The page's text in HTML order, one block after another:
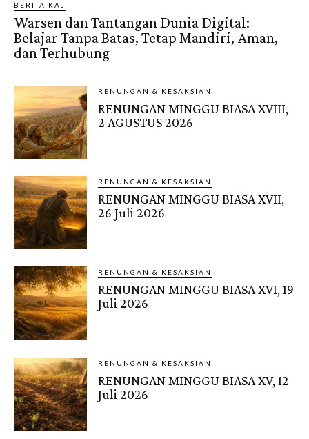
BERITA KAJ
Warsen dan Tantangan Dunia Digital:
Belajar Tanpa Batas, Tetap Mandiri, Aman,
dan Terhubung
RENUNGAN & KESAKSIAN
RENUNGAN MINGGU BIASA XVIII,
2 AGUSTUS 2026
RENUNGAN & KESAKSIAN
RENUNGAN MINGGU BIASA XVII,
26 Juli 2026
RENUNGAN & KESAKSIAN
RENUNGAN MINGGU BIASA XVI, 19
Juli 2026
RENUNGAN & KESAKSIAN
RENUNGAN MINGGU BIASA XV, 12
Juli 2026